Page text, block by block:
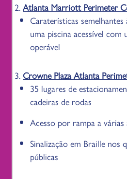
2.Atlanta Marriott Perimeter
Caraterísticas
uma piscina acessível
operável
3.Crowne Plaza Atlanta
35 lugares de
cadeiras de rodas
Acesso por rampa a
Sinalização em Braille nos
públicas